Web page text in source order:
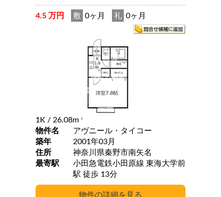
4.5 万円 敷 0ヶ月 礼 0ヶ月
1K / 26.08m 2
物件名
アヴニール・タイコー
築年
2001年03月
住所
神奈川県秦野市南矢名
最寄駅
小田急電鉄小田原線 東海大学前
駅 徒歩 13分